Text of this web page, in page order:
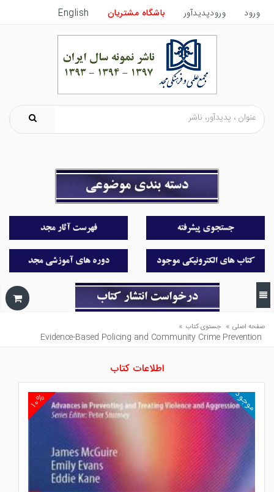
ورود ورودپدیدآور باشگاه مشتریان English
صفحه اصلی » جستوی کتاب »
Evidence-Based Policing and Community Crime Prevention
اطلاعات کتاب
۱۰% موجود